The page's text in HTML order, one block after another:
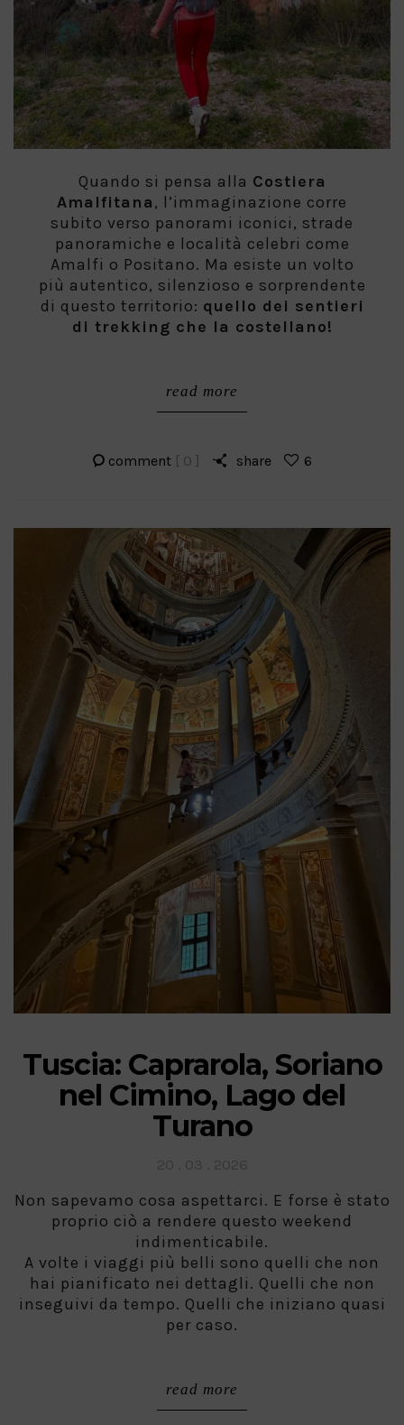
Quando si pensa alla Costiera
Amalfitana, l’immaginazione corre
subito verso panorami iconici, strade
panoramiche e località celebri come
Amalfi o Positano. Ma esiste un volto
più autentico, silenzioso e sorprendente
di questo territorio: quello dei sentieri
di trekking che la costellano!
read more
comment [ 0 ] share 6
Tuscia: Caprarola, Soriano
nel Cimino, Lago del
Turano
Non sapevamo cosa aspettarci. E forse è stato
proprio ciò a rendere questo weekend
indimenticabile.
A volte i viaggi più belli sono quelli che non
hai pianificato nei dettagli. Quelli che non
inseguivi da tempo. Quelli che iniziano quasi
per caso.
read more